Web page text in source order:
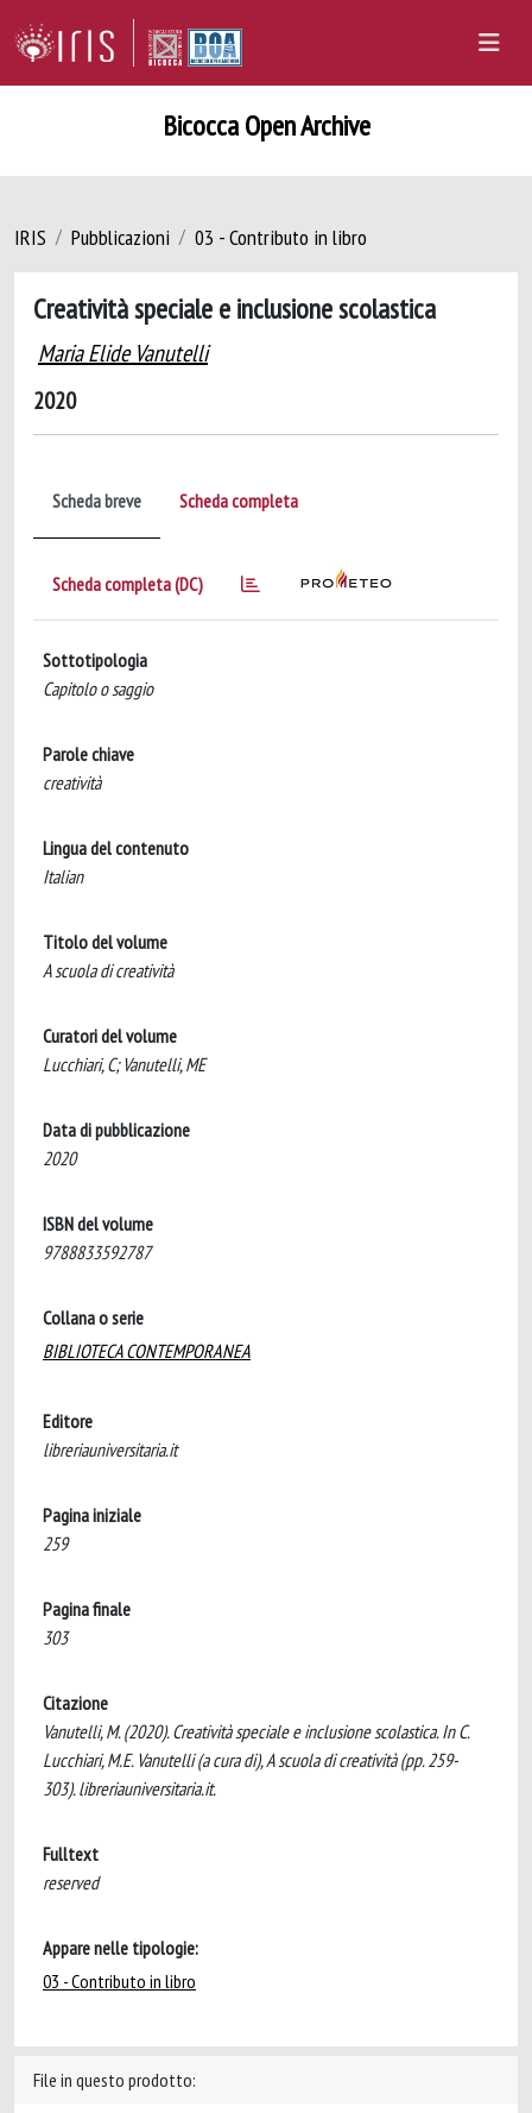
Bicocca Open Archive
IRIS Pubblicazioni 03 - Contributo in libro
Creatività speciale e inclusione scolastica
Maria Elide Vanutelli
2020
Scheda breve Scheda completa
Scheda completa (DC)
Sottotipologia
Capitolo o saggio
Parole chiave
creatività
Lingua del contenuto
Italian
Titolo del volume
A scuola di creatività
Curatori del volume
Lucchiari, C; Vanutelli, ME
Data di pubblicazione
2020
ISBN del volume
9788833592787
Collana o serie
BIBLIOTECA CONTEMPORANEA
Editore
libreriauniversitaria.it
Pagina iniziale
259
Pagina finale
303
Citazione
Vanutelli, M. (2020). Creatività speciale e inclusione scolastica. In C.
Lucchiari, M.E. Vanutelli (a cura di), A scuola di creatività (pp. 259-
303). libreriauniversitaria.it.
Fulltext
reserved
Appare nelle tipologie:
03 - Contributo in libro
File in questo prodotto: